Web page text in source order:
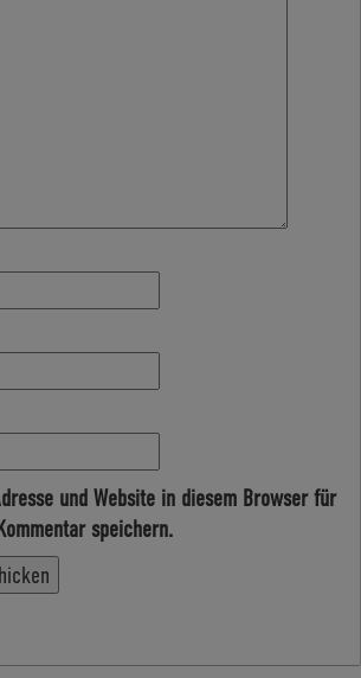
und Website in diesem Browser für
speichern.